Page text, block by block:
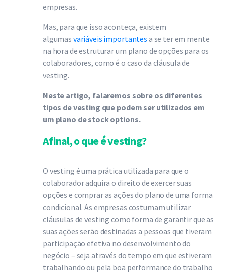
empresas.
Mas, para que isso aconteça, existem
algumas variáveis importantes a se ter em mente
na hora de estruturar um plano de opções para os
colaboradores, como é o caso da cláusula de
vesting.
Neste artigo, falaremos sobre os diferentes
tipos de vesting que podem ser utilizados em
um plano de stock options.
Afinal, o que é vesting?
O vesting é uma prática utilizada para que o
colaborador adquira o direito de exercer suas
opções e comprar as ações do plano de uma forma
condicional. As empresas costumam utilizar
cláusulas de vesting como forma de garantir que as
suas ações serão destinadas a pessoas que tiveram
participação efetiva no desenvolvimento do
negócio – seja através do tempo em que estiveram
trabalhando ou pela boa performance do trabalho